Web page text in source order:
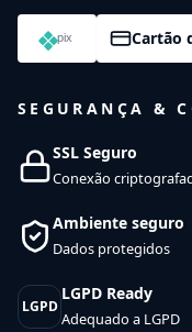
Cartão
SEGURANÇA &
SSL Seguro
Conexão
Ambiente seguro
Dados protegidos
LGPD
LGPD Ready
Adequado a LGPD